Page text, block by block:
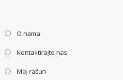
O nama
Kontaktirajte nas
Moj račun